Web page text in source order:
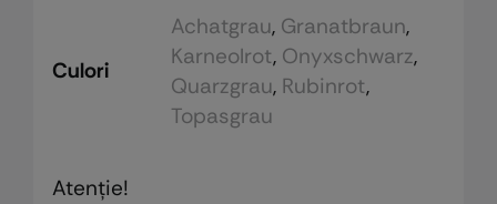
Culori
Achatgrau, Granatbraun,
Karneolrot, Onyxschwarz,
Quarzgrau, Rubinrot,
Topasgrau
Atenţie!